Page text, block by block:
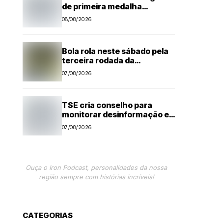
de primeira medalha
paralímpica do Brasil
08/08/2026
Bola rola neste sábado pela
terceira rodada da
Segundona do Campeonato
07/08/2026
TSE cria conselho para
monitorar desinformação e
IA nas eleições
07/08/2026
Ouça o Iron Podcast, personalidades da nossa
região sempre com histórias incríveis!
CATEGORIAS